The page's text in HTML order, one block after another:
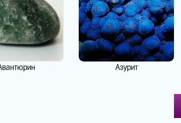
Азурит